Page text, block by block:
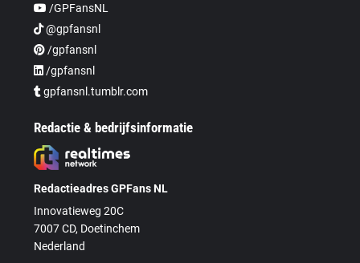
/GPFansNL
@gpfansnl
/gpfansnl
/gpfansnl
gpfansnl.tumblr.com
Redactie & bedrijfsinformatie
Redactieadres GPFans NL
Innovatieweg 20C
7007 CD, Doetinchem
Nederland